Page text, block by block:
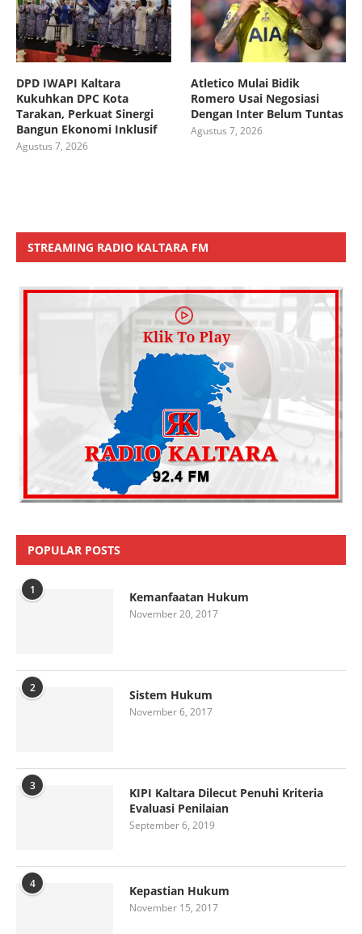
DPD IWAPI Kaltara
Kukuhkan DPC Kota
Tarakan, Perkuat Sinergi
Bangun Ekonomi Inklusif
Agustus 7, 2026
Atletico Mulai Bidik
Romero Usai Negosiasi
Dengan Inter Belum Tuntas
Agustus 7, 2026
STREAMING RADIO KALTARA FM
POPULAR POSTS
1 Kemanfaatan Hukum
November 20, 2017
2 Sistem Hukum
November 6, 2017
3
KIPI Kaltara Dilecut Penuhi Kriteria
Evaluasi Penilaian
September 6, 2019
4 Kepastian Hukum
November 15, 2017